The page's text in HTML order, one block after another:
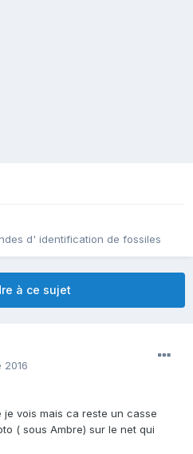
d' identification de fossiles
à ce sujet
2016
vois mais ca reste un casse
( sous Ambre) sur le net qui